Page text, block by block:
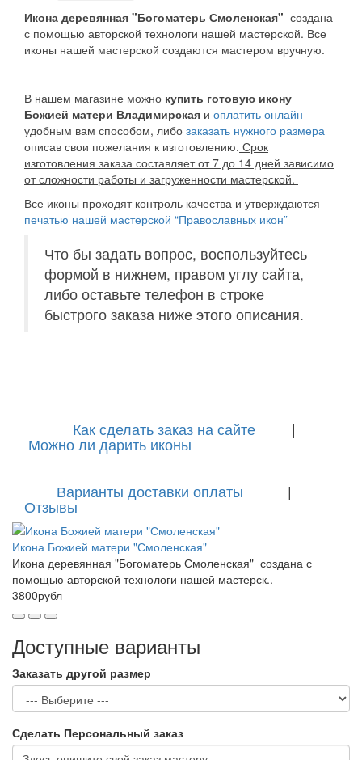
Икона деревянная "Богоматерь Смоленская" создана
с помощью авторской технологи нашей мастерской. Все
иконы нашей мастерской создаются мастером вручную.
В нашем магазине можно купить готовую икону
Божией матери Владимирская и оплатить онлайн
удобным вам способом, либо заказать нужного размера
описав свои пожелания к изготовлению. Срок
изготовления заказа составляет от 7 до 14 дней зависимо
от сложности работы и загруженности мастерской.
Все иконы проходят контроль качества и утверждаются
печатью нашей мастерской “Православных икон”
Что бы задать вопрос, воспользуйтесь
формой в нижнем, правом углу сайта,
либо оставьте телефон в строке
быстрого заказа ниже этого описания.
Как сделать заказ на сайте |
Можно ли дарить иконы
Варианты доставки оплаты |
Отзывы
Икона Божией матери "Смоленская"
Икона деревянная "Богоматерь Смоленская" создана с
помощью авторской технологи нашей мастерск..
3800рубл
Доступные варианты
Заказать другой размер
Сделать Персональный заказ